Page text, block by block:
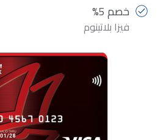
خصم 5%
فيزا بلاتينوم